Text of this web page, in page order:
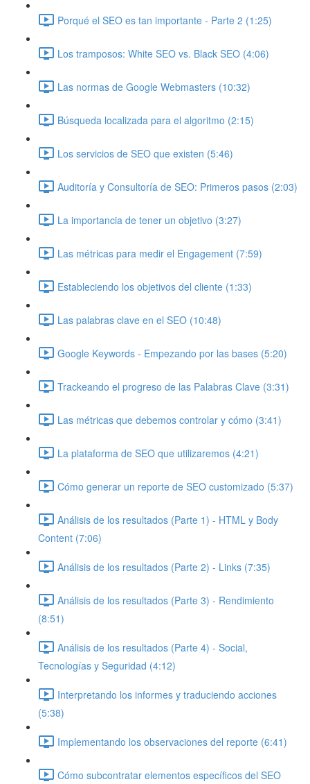
Porqué el SEO es tan importante - Parte 2 (1:25)
Los tramposos: White SEO vs. Black SEO (4:06)
Las normas de Google Webmasters (10:32)
Búsqueda localizada para el algoritmo (2:15)
Los servicios de SEO que existen (5:46)
Auditoría y Consultoría de SEO: Primeros pasos (2:03)
La importancia de tener un objetivo (3:27)
Las métricas para medir el Engagement (7:59)
Estableciendo los objetivos del cliente (1:33)
Las palabras clave en el SEO (10:48)
Google Keywords - Empezando por las bases (5:20)
Trackeando el progreso de las Palabras Clave (3:31)
Las métricas que debemos controlar y cómo (3:41)
La plataforma de SEO que utilizaremos (4:21)
Cómo generar un reporte de SEO customizado (5:37)
Análisis de los resultados (Parte 1) - HTML y Body
Content (7:06)
Análisis de los resultados (Parte 2) - Links (7:35)
Análisis de los resultados (Parte 3) - Rendimiento
(8:51)
Análisis de los resultados (Parte 4) - Social,
Tecnologías y Seguridad (4:12)
Interpretando los informes y traduciendo acciones
(5:38)
Implementando los observaciones del reporte (6:41)
Cómo subcontratar elementos específicos del SEO